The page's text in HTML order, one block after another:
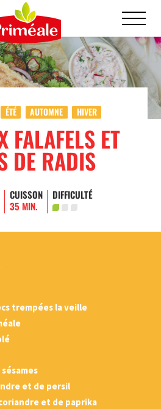
ÉTÉ AUTOMNE HIVER
FALAFELS ET
DE RADIS
CUISSON
35 MIN.
DIFFICULTÉ
trempées la veille
et de persil
et de paprika